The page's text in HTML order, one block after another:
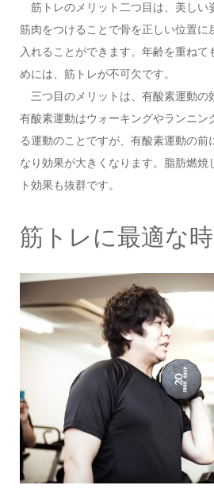
筋トレのメリット二つ目は、美しい
筋肉をつけることで骨を正しい位置に
入れることができます。年齢を重ねて
めには、筋トレが不可欠です。
三つ目のメリットは、有酸素運動の
有酸素運動はウォーキングやランニン
る運動のことですが、有酸素運動の前
なり効果が大きくなります。脂肪燃焼
ト効果も抜群です。
筋トレに最適な